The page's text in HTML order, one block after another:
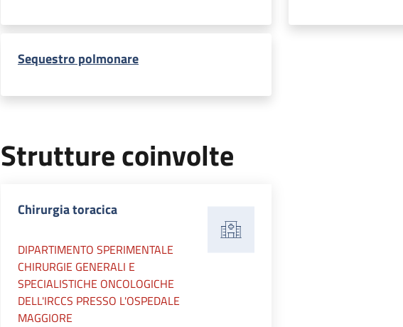
Sequestro polmonare
Strutture coinvolte
Chirurgia toracica
DIPARTIMENTO SPERIMENTALE
CHIRURGIE GENERALI E
SPECIALISTICHE ONCOLOGICHE
DELL'IRCCS PRESSO L'OSPEDALE
MAGGIORE